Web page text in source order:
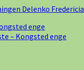
Delenko Fredericia
enge
– Kongsted enge